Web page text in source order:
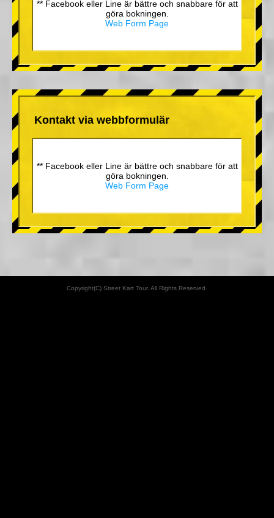
** Facebook eller Line är bättre och snabbare för att
göra bokningen.
Web Form Page
Kontakt via webbformulär
** Facebook eller Line är bättre och snabbare för att
göra bokningen.
Web Form Page
Copyright(C) Street Kart Tour. All Rights Reserved.